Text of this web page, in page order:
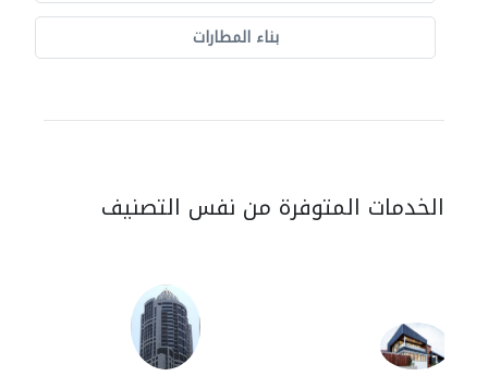
بناء المطارات
الخدمات المتوفرة من نفس التصنيف